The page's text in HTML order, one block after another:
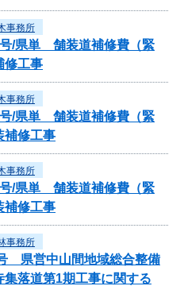
事務所
号/県単 舗装道補修費（緊
修工事
事務所
号/県単 舗装道補修費（緊
修工事
事務所
号/県単 舗装道補修費（緊
修工事
事務所
県営中山間地域総合整備
落道第1期工事に関する